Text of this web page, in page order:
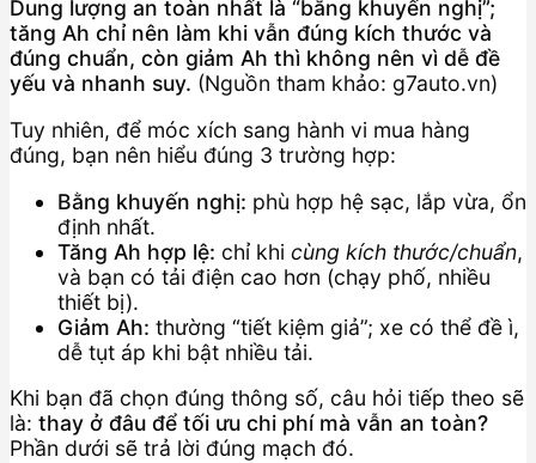
Dung lượng an toàn nhất là “bằng khuyến nghị”;
tăng Ah chỉ nên làm khi vẫn đúng kích thước và
đúng chuẩn, còn giảm Ah thì không nên vì dễ đề
yếu và nhanh suy. (Nguồn tham khảo: g7auto.vn)
Tuy nhiên, để móc xích sang hành vi mua hàng
đúng, bạn nên hiểu đúng 3 trường hợp:
Bằng khuyến nghị: phù hợp hệ sạc, lắp vừa, ổn
định nhất.
Tăng Ah hợp lệ: chỉ khi cùng kích thước/chuẩn,
và bạn có tải điện cao hơn (chạy phố, nhiều
thiết bị).
Giảm Ah: thường “tiết kiệm giả”; xe có thể đề ì,
dễ tụt áp khi bật nhiều tải.
Khi bạn đã chọn đúng thông số, câu hỏi tiếp theo sẽ
là: thay ở đâu để tối ưu chi phí mà vẫn an toàn?
Phần dưới sẽ trả lời đúng mạch đó.